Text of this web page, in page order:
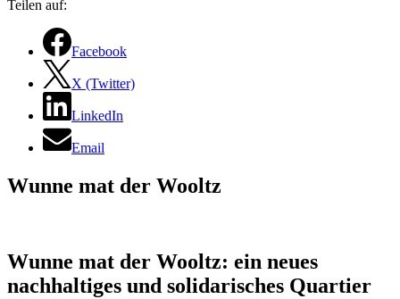
Teilen auf:
Facebook
X (Twitter)
LinkedIn
Email
Wunne mat der Wooltz
Wunne mat der Wooltz: ein neues
nachhaltiges und solidarisches Quartier